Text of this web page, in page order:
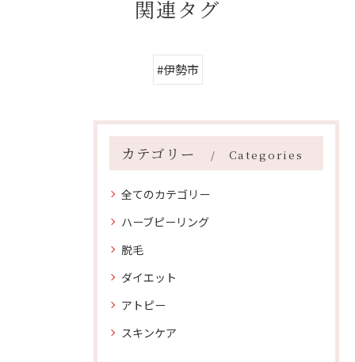
関連タグ
#伊勢市
カテゴリー Categories
全てのカテゴリー
ハーブピーリング
脱毛
ダイエット
アトピー
スキンケア